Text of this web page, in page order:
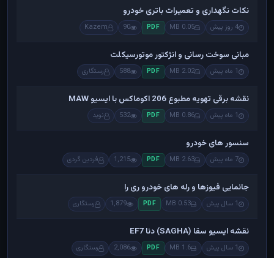
نکات نگهداری و تعمیرات باتری خودرو
4 روز پیش 0.05 MB
PDF
90
Kazem
مبانی سوخت رسانی و انژکتور موتورسیکلت
1 ماه پیش 2.02 MB
PDF
588 رستگاری
نقشه برقی تهویه مطبوع 206 اکوماکس با ایسیو MAW
1 ماه پیش 0.86 MB
PDF
532 نوید
سنسور های خودرو
7 ماه پیش 2.63 MB
PDF
1,215 فردین گردی
جانمایی فیوزها و رله های خودرو ری را
1 سال پیش 0.53 MB
PDF
1,879 رستگاری
نقشه ایسیو سقا (SAGHA) دنا EF7
1 سال پیش 1.6 MB
PDF
2,086 رستگاری